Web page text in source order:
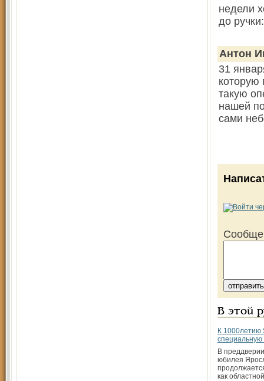
недели
до
Антон
31
которую
такую
нашей
сами
В этой
К 1000­летию
специальную
В
юбилея
как